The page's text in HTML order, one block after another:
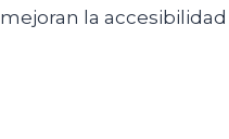
mejoran la